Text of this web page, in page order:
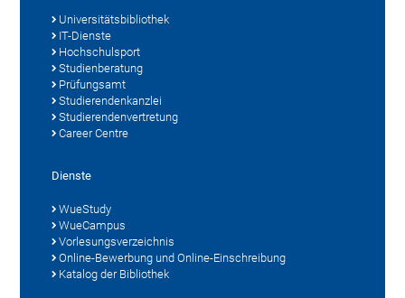
Universitätsbibliothek
IT-Dienste
Hochschulsport
Studienberatung
Prüfungsamt
Studierendenkanzlei
Studierendenvertretung
Career Centre
Dienste
WueStudy
WueCampus
Vorlesungsverzeichnis
Online-Bewerbung und Online-Einschreibung
Katalog der Bibliothek